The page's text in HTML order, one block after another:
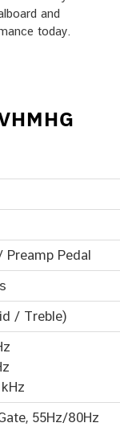
and
today.
Preamp Pedal
/ Treble)
55Hz/80Hz